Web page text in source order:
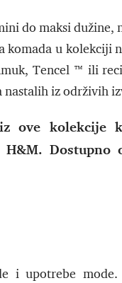
do maksi dužine,
komada u
Tencel ™ ili
nastalih iz održivih
ove kolekcije
i upotrebe